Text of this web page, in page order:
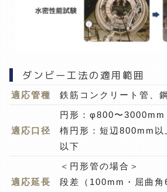
ダンビー工法の適用範囲
適応管種 鉄筋コンクリート管、
適応口径
円形：φ800〜3000mm
楕円形：短辺800mm
以下
適応延長
＜円形管の場合＞
段差（100mm・屈曲角